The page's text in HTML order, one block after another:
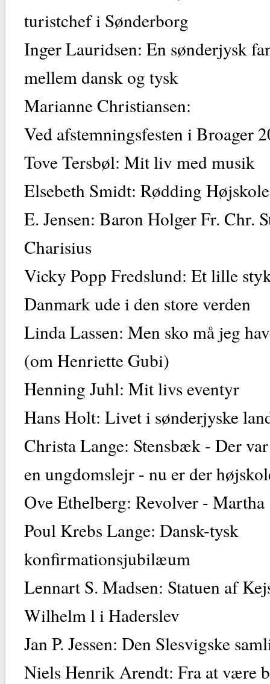
turistchef i
Inger Lauridsen: En sønderjysk
mellem dansk
Marianne Christiansen:
Ved afstemningsfesten i
Tove Tersbøl: Mit liv
Elsebeth Smidt:
E. Jensen: Baron Holger Fr. Chr.
Vicky Popp Fredslund: Et lille
Danmark ude i den
Linda Lassen: Men sko må jeg
(om Henriette
Henning Juhl: Mit
Hans Holt: Livet i
Christa Lange: Stensbæk - Der
en ungdomslejr - nu er
Ove Ethelberg:
Poul Krebs Lange: Dansk-tysk
Lennart S. Madsen: Statuen af
Wilhelm l i
Jan P. Jessen: Den
Niels Henrik Arendt: Fra at være